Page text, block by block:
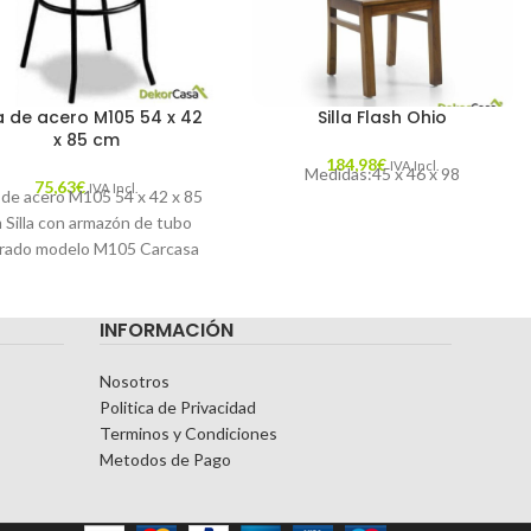
de acero M105 54 x 42
x 85 cm
75,63€ IVA Incl.
de acero M105 54 x 42 x 85
Silla con armazón de tubo
modelo M105 Carcasa
Silla Flash Ohio
184,98€ IVA Incl.
Medidas:45 x 46 x 98
INFORMACIÓN
Nosotros
Politica de Privacidad
Terminos y Condiciones
Metodos de Pago